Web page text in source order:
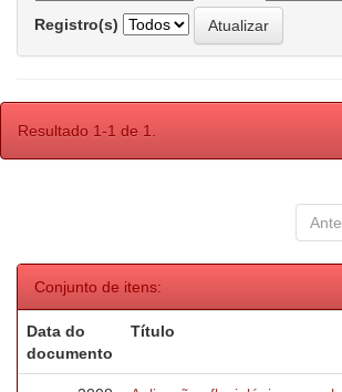
Registro(s)
Resultado 1-1 de 1.
Conjunto de itens:
Data do
documento
Título